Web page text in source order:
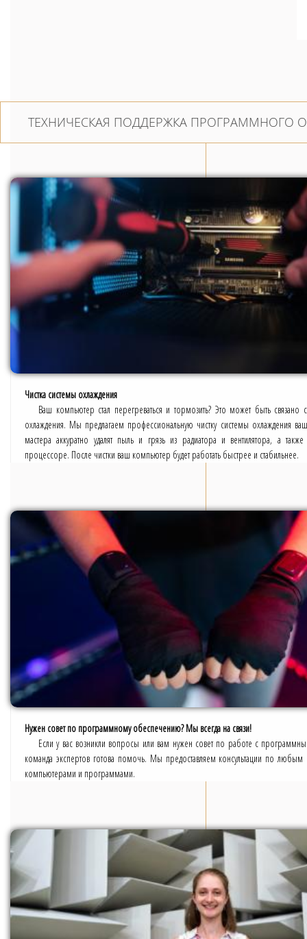
ТЕХНИЧЕСКАЯ ПОДДЕРЖКА ПРОГРАММНОГО
Чистка системы охлаждения
Ваш компьютер стал перегреваться и тормозить? Это может быть связано
охлаждения. Мы предлагаем профессиональную чистку системы охлаждения
мастера аккуратно удалят пыль и грязь из радиатора и вентилятора, а
процессоре. После чистки ваш компьютер будет работать быстрее и стабильнее.
Нужен совет по программному обеспечению? Мы всегда на связи!
Если у вас возникли вопросы или вам нужен совет по работе с
команда экспертов готова помочь. Мы предоставляем консультации по
компьютерами и программами.